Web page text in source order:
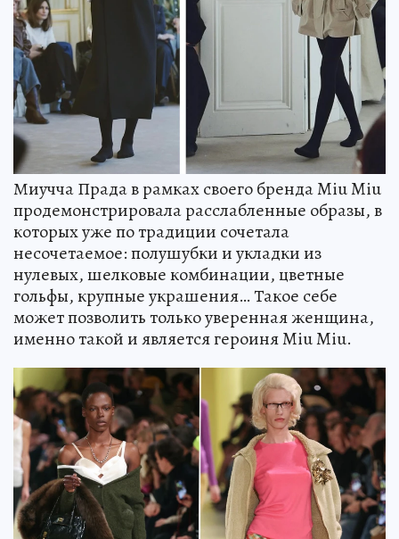
Миучча Прада в рамках своего бренда Miu Miu
продемонстрировала расслабленные образы, в
которых уже по традиции сочетала
несочетаемое: полушубки и укладки из
нулевых, шелковые комбинации, цветные
гольфы, крупные украшения… Такое себе
может позволить только уверенная женщина,
именно такой и является героиня Miu Miu.